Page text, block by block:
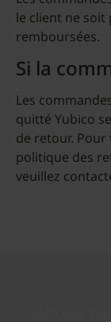
le client ne
remboursées.
Si la
Les
quitté Yubico
de retour.
politique des
veuillez